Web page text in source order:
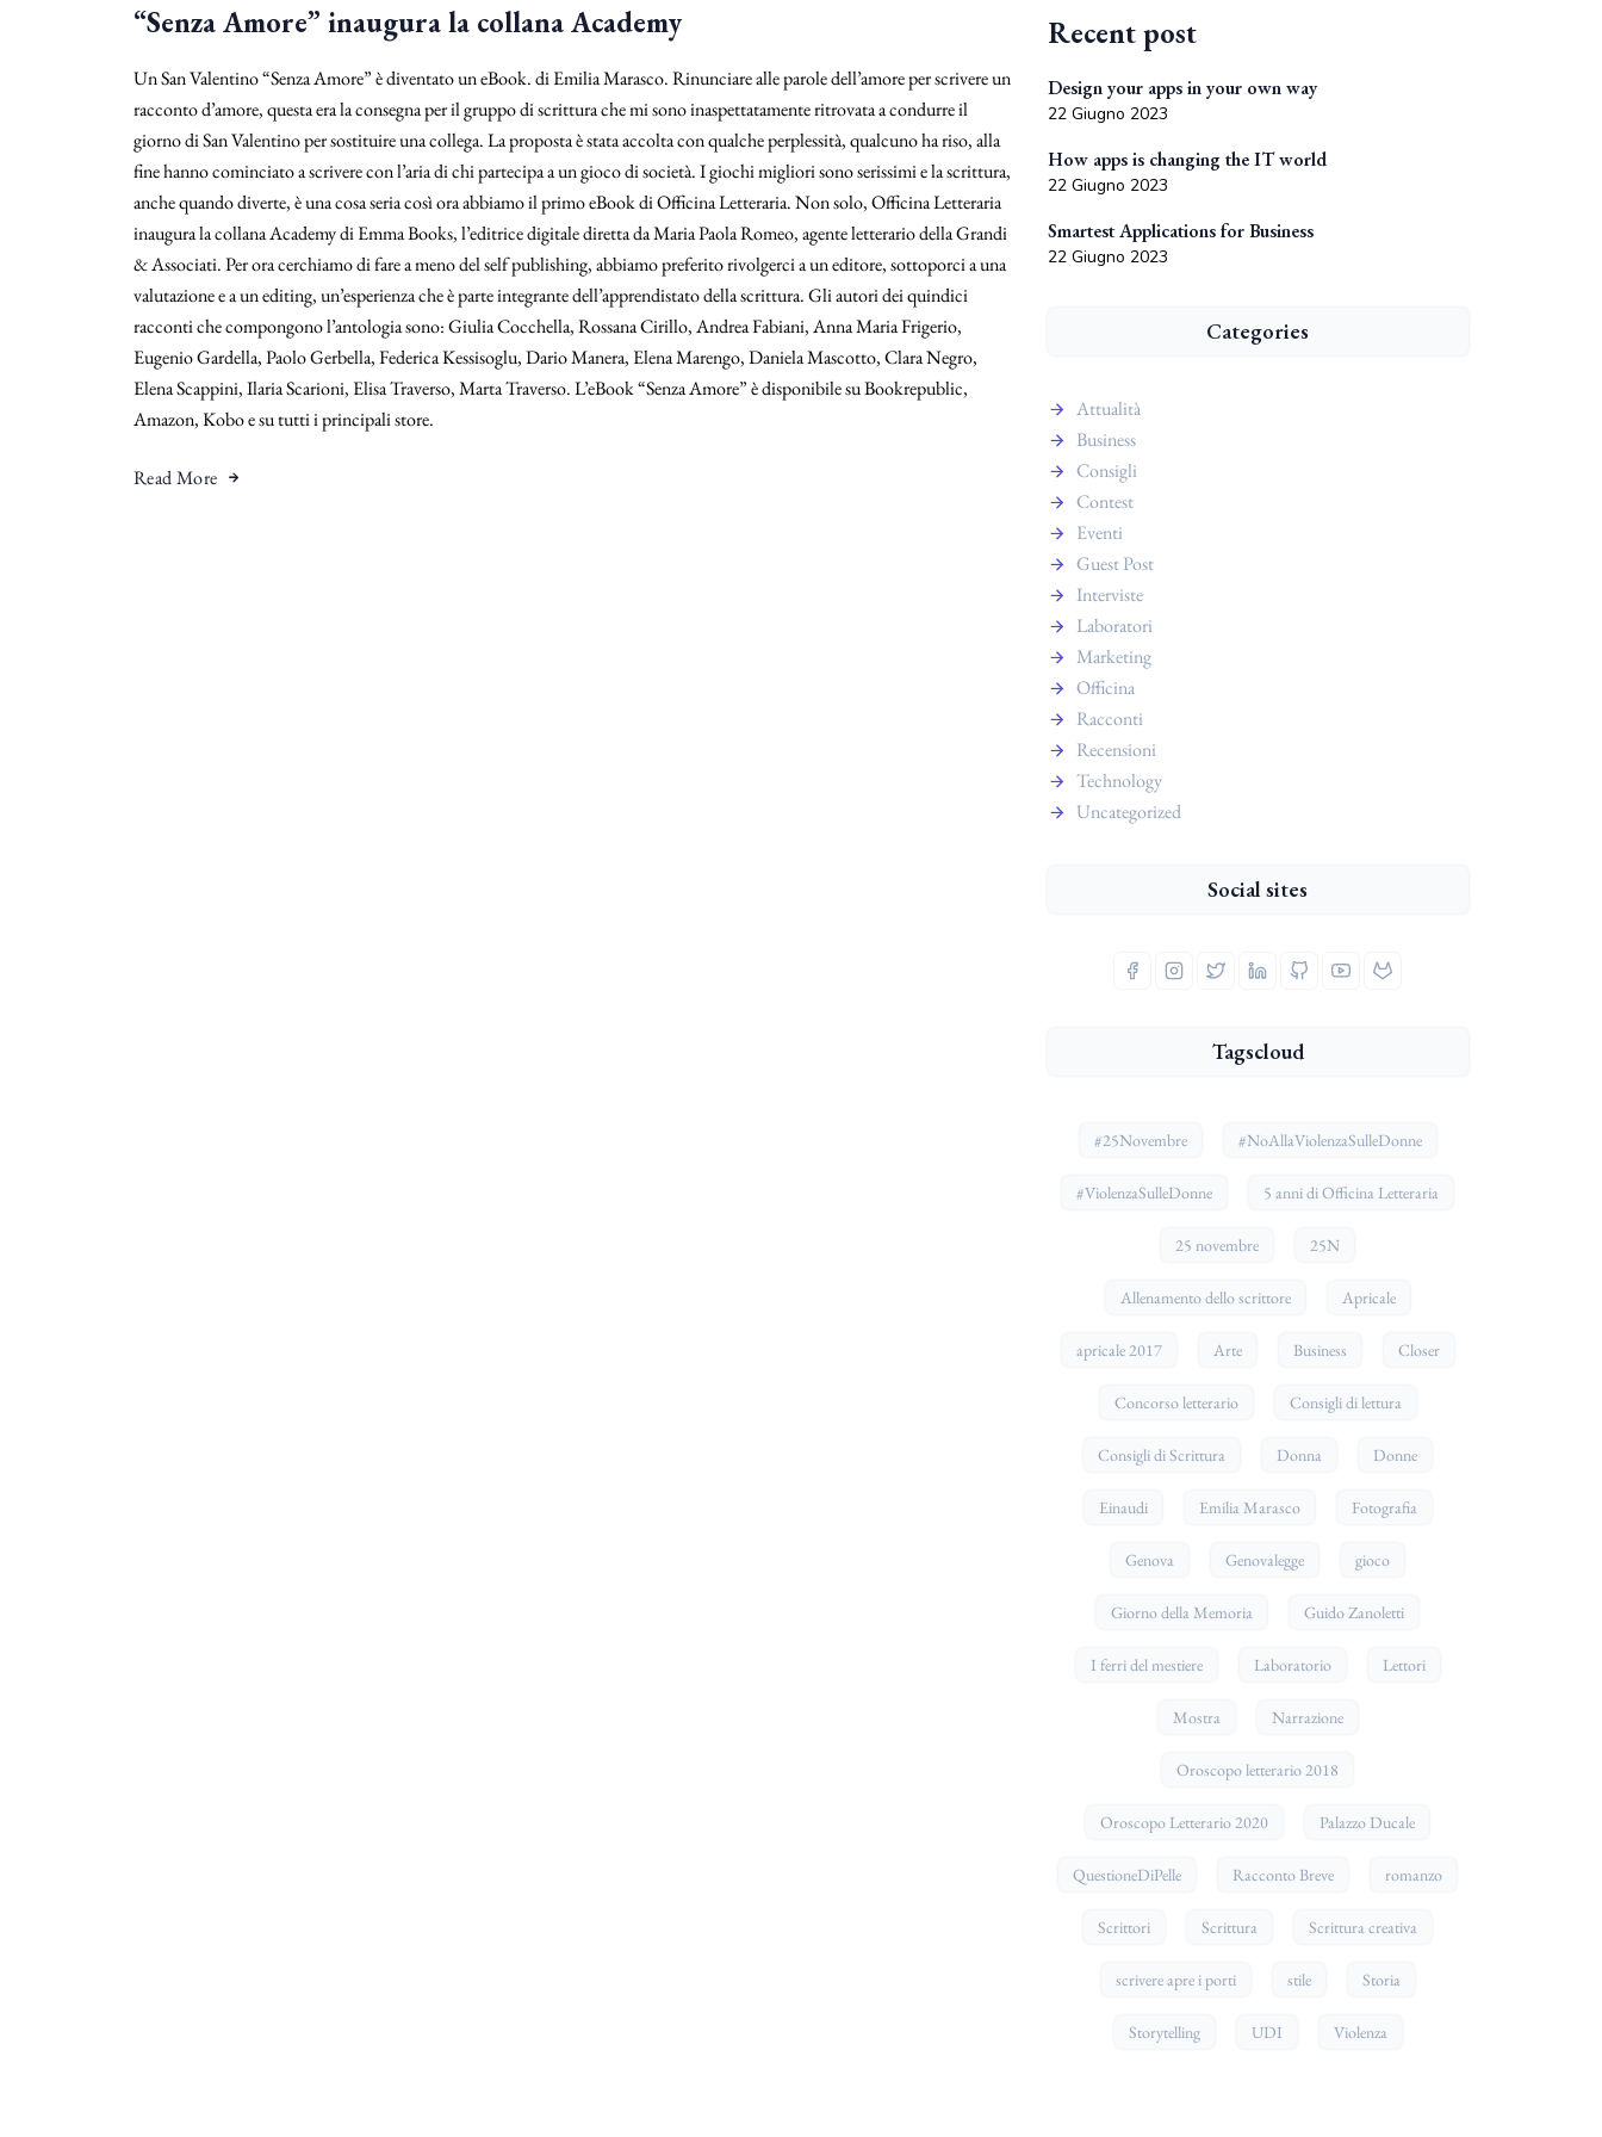
“Senza Amore” inaugura la collana Academy
Un San Valentino “Senza Amore” è diventato un eBook. di Emilia Marasco. Rinunciare alle parole dell’amore per scrivere un
racconto d’amore, questa era la consegna per il gruppo di scrittura che mi sono inaspettatamente ritrovata a condurre il
giorno di San Valentino per sostituire una collega. La proposta è stata accolta con qualche perplessità, qualcuno ha riso, alla
fine hanno cominciato a scrivere con l’aria di chi partecipa a un gioco di società. I giochi migliori sono serissimi e la scrittura,
anche quando diverte, è una cosa seria così ora abbiamo il primo eBook di Officina Letteraria. Non solo, Officina Letteraria
inaugura la collana Academy di Emma Books, l’editrice digitale diretta da Maria Paola Romeo, agente letterario della Grandi
& Associati. Per ora cerchiamo di fare a meno del self publishing, abbiamo preferito rivolgerci a un editore, sottoporci a una
valutazione e a un editing, un’esperienza che è parte integrante dell’apprendistato della scrittura. Gli autori dei quindici
racconti che compongono l’antologia sono: Giulia Cocchella, Rossana Cirillo, Andrea Fabiani, Anna Maria Frigerio,
Eugenio Gardella, Paolo Gerbella, Federica Kessisoglu, Dario Manera, Elena Marengo, Daniela Mascotto, Clara Negro,
Elena Scappini, Ilaria Scarioni, Elisa Traverso, Marta Traverso. L’eBook “Senza Amore” è disponibile su Bookrepublic,
Amazon, Kobo e su tutti i principali store.
Read More
Recent post
Design your apps in your own way
22 Giugno 2023
How apps is changing the IT world
22 Giugno 2023
Smartest Applications for Business
22 Giugno 2023
Categories
Attualità
Business
Consigli
Contest
Eventi
Guest Post
Interviste
Laboratori
Marketing
Officina
Racconti
Recensioni
Technology
Uncategorized
Social sites
Tagscloud
#25Novembre #NoAllaViolenzaSulleDonne
#ViolenzaSulleDonne 5 anni di Officina Letteraria
25 novembre 25N
Allenamento dello scrittore Apricale
apricale 2017 Arte Business Closer
Concorso letterario Consigli di lettura
Consigli di Scrittura Donna Donne
Einaudi Emilia Marasco Fotografia
Genova Genovalegge gioco
Giorno della Memoria Guido Zanoletti
I ferri del mestiere Laboratorio Lettori
Mostra Narrazione
Oroscopo letterario 2018
Oroscopo Letterario 2020 Palazzo Ducale
QuestioneDiPelle Racconto Breve romanzo
Scrittori Scrittura Scrittura creativa
scrivere apre i porti stile Storia
Storytelling UDI Violenza